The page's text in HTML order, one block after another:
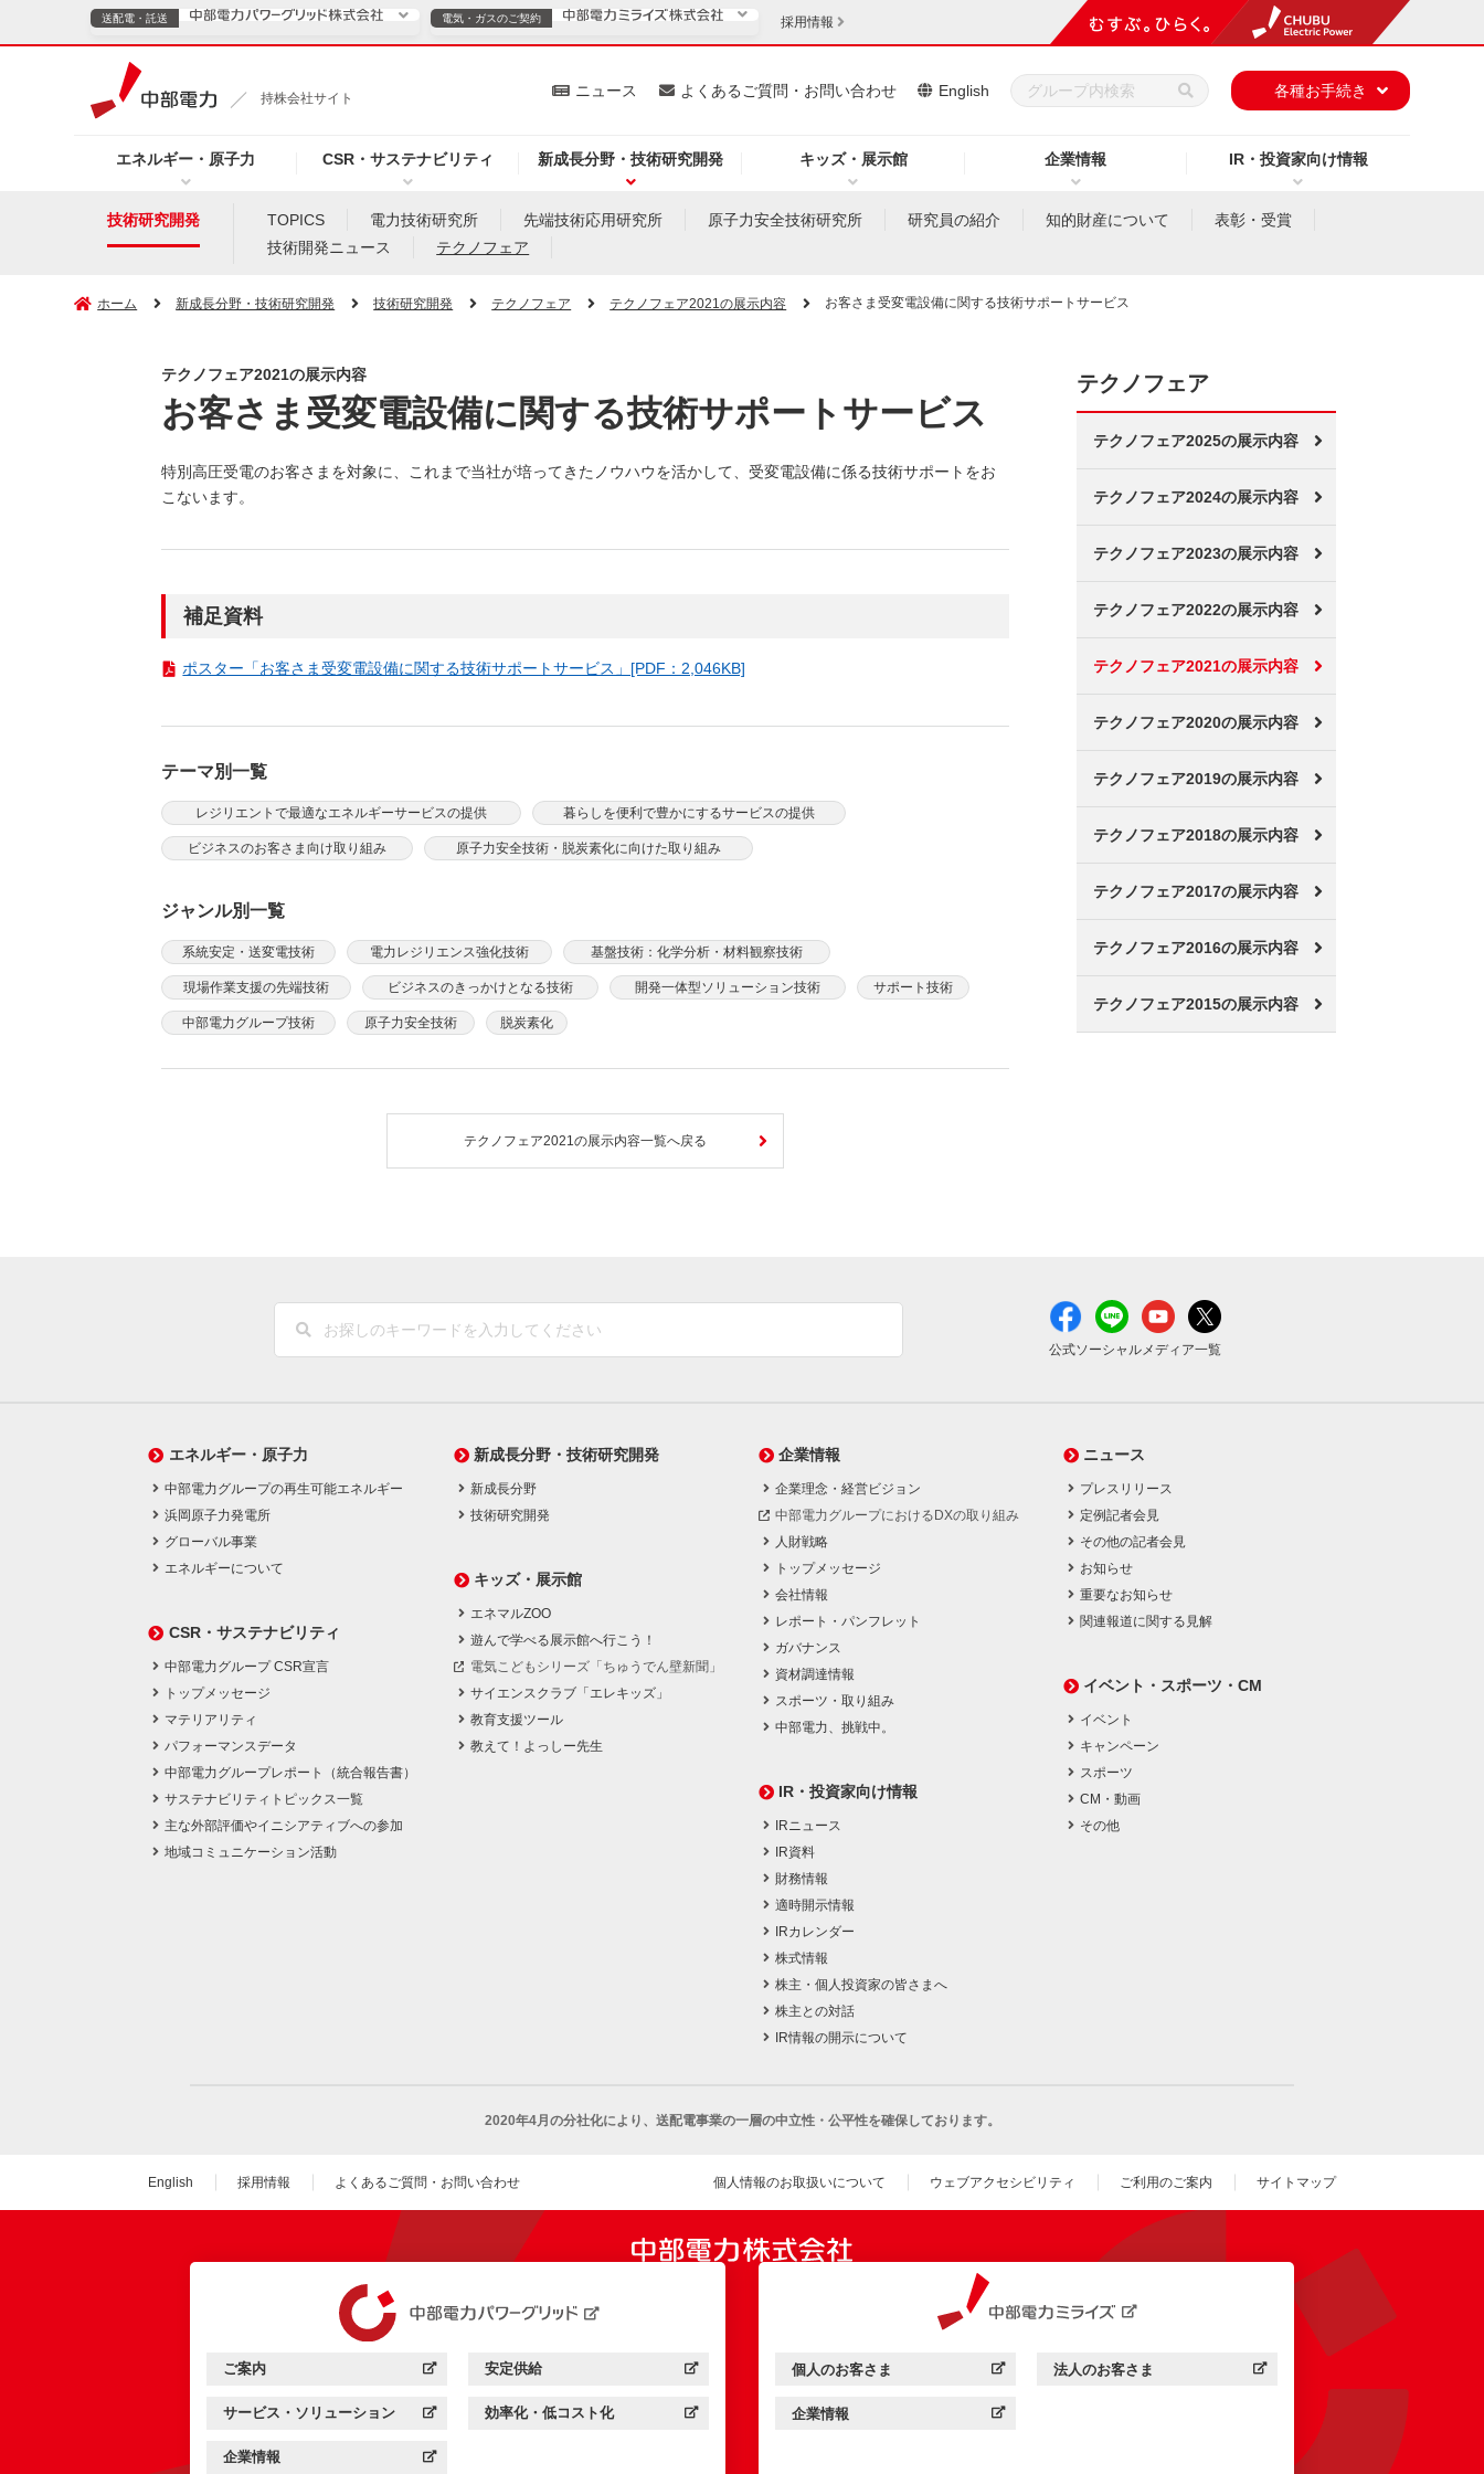
持株会社サイト
エネルギー・原子力 CSR・サステナビリティ 新成長分野・技術研究開発 キッズ・展示館 企業情報 IR・投資家向け情報
ニュース よくあるご質問・お問い合わせ English 各種お手続き
送配電・託送
ニュース（新しいウィンドウを開きます）
よくあるご質問・お問い合わせ
電気・ガスのご契約
電気・ガスのご契約
プレスリリース（新しいウィンドウを開きます）
お知らせ （新しいウィンドウを開きます）
よくあるご質問・お問い合わせ （新しいウィンドウを開きます）
採用情報
技術研究開発 TOPICS 電力技術研究所 先端技術応用研究所 原子力安全技術研究所 研究員の紹介 知的財産について
表彰・受賞
技術開発ニュース
テクノフェア
ホーム 新成長分野・技術研究開発 技術研究開発 テクノフェア テクノフェア2021の展示内容 お客さま受変電設備に関する技術サポートサービス
テクノフェア2021の展示内容
お客さま受変電設備に関する技術サポートサービス
特別高圧受電のお客さまを対象に、これまで当社が培ってきたノウハウを活かして、受変電設備に係る技術サポートをお
こないます。
補足資料
ポスター「お客さま受変電設備に関する技術サポートサービス」[PDF：2,046KB]
テーマ別一覧
レジリエントで最適なエネルギーサービスの提供 暮らしを便利で豊かにするサービスの提供
ビジネスのお客さま向け取り組み 原子力安全技術・脱炭素化に向けた取り組み
ジャンル別一覧
系統安定・送変電技術 電力レジリエンス強化技術 基盤技術：化学分析・材料観察技術
現場作業支援の先端技術 ビジネスのきっかけとなる技術 開発一体型ソリューション技術 サポート技術
中部電力グループ技術 原子力安全技術 脱炭素化
テクノフェア2021の展示内容一覧へ戻る
テクノフェア
テクノフェア2025の展示内容
テクノフェア2024の展示内容
テクノフェア2023の展示内容
テクノフェア2022の展示内容
テクノフェア2021の展示内容
テクノフェア2020の展示内容
テクノフェア2019の展示内容
テクノフェア2018の展示内容
テクノフェア2017の展示内容
テクノフェア2016の展示内容
テクノフェア2015の展示内容
公式ソーシャルメディア一覧
エネルギー・原子力
中部電力グループの再生可能エネルギー
浜岡原子力発電所
グローバル事業
エネルギーについて
CSR・サステナビリティ
中部電力グループ CSR宣言
トップメッセージ
マテリアリティ
パフォーマンスデータ
中部電力グループレポート（統合報告書）
サステナビリティトピックス一覧
主な外部評価やイニシアティブへの参加
地域コミュニケーション活動
新成長分野・技術研究開発
新成長分野
技術研究開発
キッズ・展示館
エネマルZOO
遊んで学べる展示館へ行こう！
電気こどもシリーズ「ちゅうでん壁新聞」
サイエンスクラブ「エレキッズ」
教育支援ツール
教えて！よっしー先生
企業情報
企業理念・経営ビジョン
中部電力グループにおけるDXの取り組み
人財戦略
トップメッセージ
会社情報
レポート・パンフレット
ガバナンス
資材調達情報
スポーツ・取り組み
中部電力、挑戦中。
IR・投資家向け情報
IRニュース
IR資料
財務情報
適時開示情報
IRカレンダー
株式情報
株主・個人投資家の皆さまへ
株主との対話
IR情報の開示について
ニュース
プレスリリース
定例記者会見
その他の記者会見
お知らせ
重要なお知らせ
関連報道に関する見解
イベント・スポーツ・CM
イベント
キャンペーン
スポーツ
CM・動画
その他
2020年4月の分社化により、 送配電事業の一層の中立性・公平性を確保しております。
English 採用情報 よくあるご質問・お問い合わせ 個人情報のお取扱いについて ウェブアクセシビリティ ご利用のご案内 サイトマップ
中部電力パワーグリッド：
ご案内
（新しいウィンドウを開きます） 中部電力パワーグリッド：
安定供給
（新しいウィンドウを開きます）
中部電力パワーグリッド：
サービス・ソリューション
（新しいウィンドウを開きます） 中部電力パワーグリッド：
効率化・低コスト化
（新しいウィンドウを開きます）
中部電力パワーグリッド：
企業情報
（新しいウィンドウを開きます）
中部電力ミライズ：
個人のお客さま
（新しいウィンドウを開きます） 中部電力ミライズ：
法人のお客さま
（新しいウィンドウを開きます）
中部電力ミライズ：
企業情報
（新しいウィンドウを開きます）